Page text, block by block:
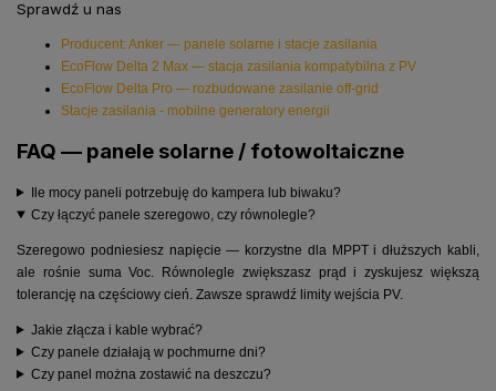
Sprawdź u nas
Producent: Anker — panele solarne i stacje zasilania
EcoFlow Delta 2 Max — stacja zasilania kompatybilna z PV
EcoFlow Delta Pro — rozbudowane zasilanie off-grid
Stacje zasilania - mobilne generatory energii
FAQ — panele solarne / fotowoltaiczne
Ile mocy paneli potrzebuję do kampera lub biwaku?
Czy łączyć panele szeregowo, czy równolegle?
Szeregowo podniesiesz napięcie — korzystne dla MPPT i dłuższych kabli,
ale rośnie suma Voc. Równolegle zwiększasz prąd i zyskujesz większą
tolerancję na częściowy cień. Zawsze sprawdź limity wejścia PV.
Jakie złącza i kable wybrać?
Czy panele działają w pochmurne dni?
Czy panel można zostawić na deszczu?